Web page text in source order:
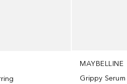
MAYBELLINE
Grippy Serum